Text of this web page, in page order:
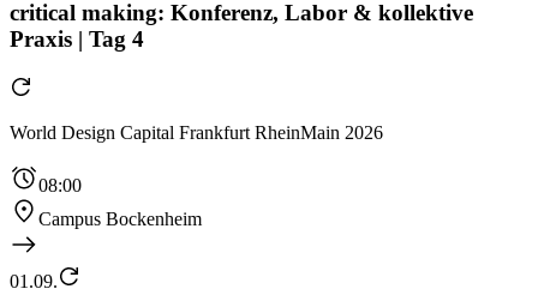
critical making: Konferenz, Labor & kollektive
Praxis | Tag 4
World Design Capital Frankfurt RheinMain 2026
08:00
Campus Bockenheim
01.09.